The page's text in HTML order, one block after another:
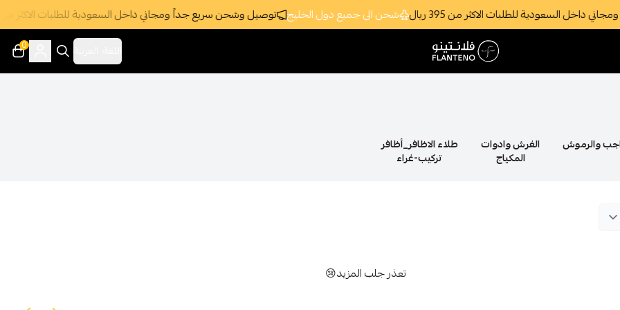
السعودية للطلبات الاكثر من 395 ريال شحن الى جميع دول الخليج توصيل وشحن سريع جداً ومجاني داخل السعودية للطلبات الاكثر من 395 ريال
فلانتينو اكبر صالة عرض اقتصادية بالجملة
0
والرموش الفرش وادوات
المكياج
طلاء الاظافر_أظافر
تركيب-غراء
تعذر جلب المزيد😢